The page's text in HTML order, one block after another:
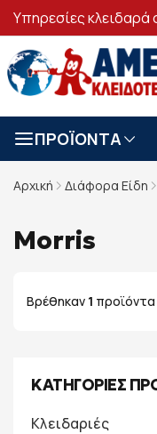
Υπηρεσίες κλειδαρά
ΠΡΟΪΟΝΤΑ
Αρχική Διάφορα Είδη
Morris
Βρέθηκαν 1 προϊόντα
ΚΑΤΗΓΟΡΙΕΣ
Κλειδαριές